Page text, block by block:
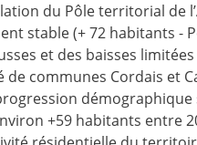
du Pôle territorial de
stable (+ 72 habitants -
et des baisses
communes Cordais et
démographique
+59 habitants entre